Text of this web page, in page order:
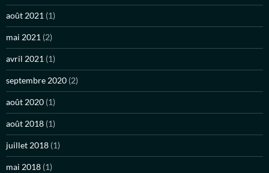
août 2021 (1)
mai 2021 (2)
avril 2021 (1)
septembre 2020 (2)
août 2020 (1)
août 2018 (1)
juillet 2018 (1)
mai 2018 (1)